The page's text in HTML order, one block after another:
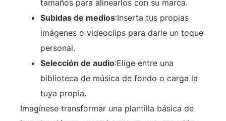
tamaños para alinearlos con su marca.
Subidas de medios:Inserta tus propias
imágenes o videoclips para darle un toque
personal.
Selección de audio:Elige entre una
biblioteca de música de fondo o carga la
tuya propia.
Imagínese transformar una plantilla básica de